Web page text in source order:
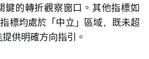
鍵的轉折觀察窗口。其他指標如
標均處於「中立」區域，既未超
供明確方向指引。